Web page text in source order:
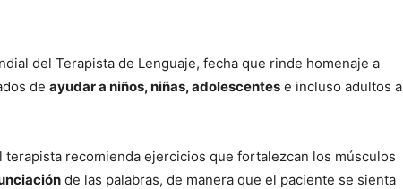
del Terapista de Lenguaje, fecha que rinde homenaje a
de ayudar a niños, niñas, adolescentes e incluso adultos a
terapista recomienda ejercicios que fortalezcan los músculos
de las palabras, de manera que el paciente se sienta